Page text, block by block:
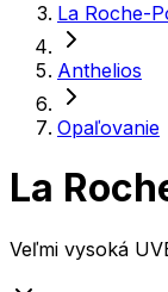
La Roche-
Anthelios
Opaľovanie
La
Veľmi vysoká